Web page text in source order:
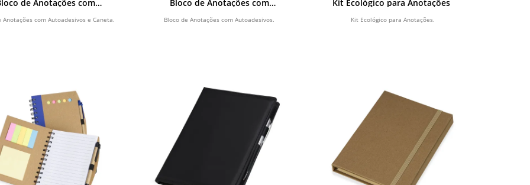
de Anotações com
Anotações com Autoadesivos e Caneta.
Bloco de Anotações com
Bloco de Anotações com Autoadesivos.
Kit Ecológico para Anotações
Kit Ecológico para Anotações.